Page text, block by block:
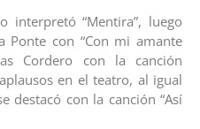
interpretó “Mentira”, luego
Ponte con “Con mi amante
Cordero con la canción
en el teatro, al igual
destacó con la canción “Así